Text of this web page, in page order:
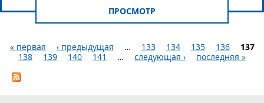
ПРОСМОТР
Страницы
« первая ‹ предыдущая … 133 134 135 136
137
138
139 140 141 … следующая › последняя »